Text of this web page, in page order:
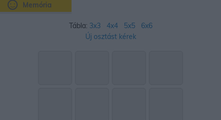
Memória
Tábla: 3x3 4x4 5x5
6x6
Új osztást kérek